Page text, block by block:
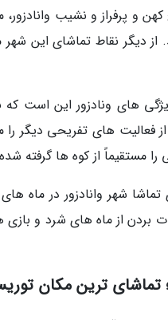
کهن و پرفراز و نشیب
دیگر نقاط تماشای این
های ونادزور این است
فعالیت های تفریحی دیگر را
مستقیماً از کوه ها گرفته
تماشا شهر وانادزور در ماه
بردن از ماه های شرد و بازی
تماشای ترین مکان